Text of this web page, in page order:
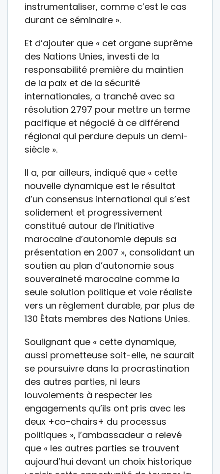
instrumentaliser, comme c’est le cas
durant ce séminaire ».
Et d’ajouter que « cet organe suprême
des Nations Unies, investi de la
responsabilité première du maintien
de la paix et de la sécurité
internationales, a tranché avec sa
résolution 2797 pour mettre un terme
pacifique et négocié à ce différend
régional qui perdure depuis un demi-
siècle ».
Il a, par ailleurs, indiqué que « cette
nouvelle dynamique est le résultat
d’un consensus international qui s’est
solidement et progressivement
constitué autour de l’Initiative
marocaine d’autonomie depuis sa
présentation en 2007 », consolidant un
soutien au plan d’autonomie sous
souveraineté marocaine comme la
seule solution politique et voie réaliste
vers un règlement durable, par plus de
130 États membres des Nations Unies.
Soulignant que « cette dynamique,
aussi prometteuse soit-elle, ne saurait
se poursuivre dans la procrastination
des autres parties, ni leurs
louvoiements à respecter les
engagements qu’ils ont pris avec les
deux +co-chairs+ du processus
politiques », l’ambassadeur a relevé
que « les autres parties se trouvent
aujourd’hui devant un choix historique